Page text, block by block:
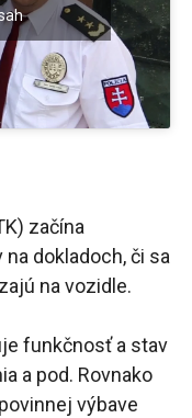
začína
dokladoch, či sa
na vozidle.
funkčnosť a stav
a pod. Rovnako
výbave